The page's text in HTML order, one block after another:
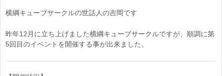
横綱キューブサークルの世話人の吉岡です
昨年12月に立ち上げました横綱キューブサークルですが、順調に第
5回目のイベントを開催する事が出来ました。